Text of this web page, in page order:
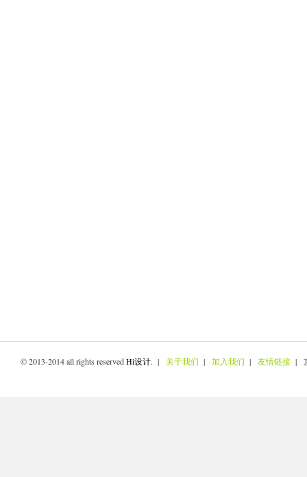
© 2013-2014 all rights reservedHi设计. | 关于我们 | 加入我们 | 友情链接 |